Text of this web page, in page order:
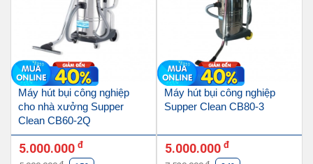
Máy hút bụi công nghiệp
cho nhà xưởng Supper
Clean CB60-2Q
5.000.000 đ
Máy hút bụi công nghiệp
Supper Clean CB80-3
5.000.000 đ